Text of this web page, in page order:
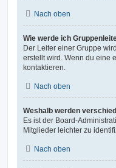
Nach oben
Wie werde ich
Der Leiter einer Gruppe
erstellt wird. Wenn du eine
kontaktieren.
Nach oben
Weshalb werden
Es ist der Board-
Mitglieder leichter zu
Nach oben